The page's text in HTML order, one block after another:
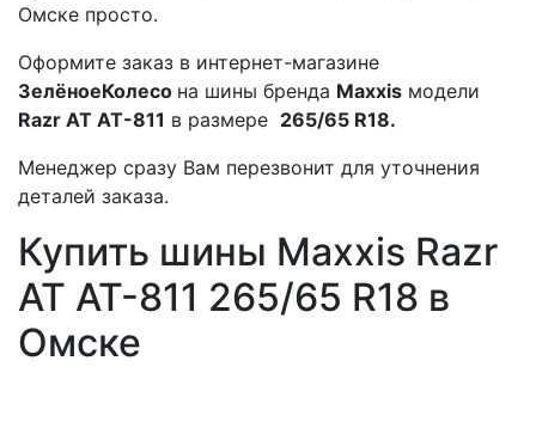
Омске просто.
Оформите заказ в интернет-магазине
ЗелёноеКолесо на шины бренда Maxxis модели
Razr AT AT-811 в размере 265/65 R18.
Менеджер сразу Вам перезвонит для уточнения
деталей заказа.
Купить шины Maxxis Razr
AT AT-811 265/65 R18 в
Омске